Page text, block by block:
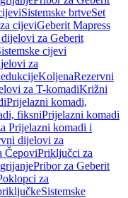
Sistemske brtveSet
cijeviGeberit Mapress
za Geberit
cijevi
za
KoljenaRezervni
za T-komadiKrižni
Prijelazni komadi,
fiksniPrijelazni komadi
Prijelazni komadi i
dijelovi za
ČepoviPriključci za
Pribor za Geberit
za
Sistemske